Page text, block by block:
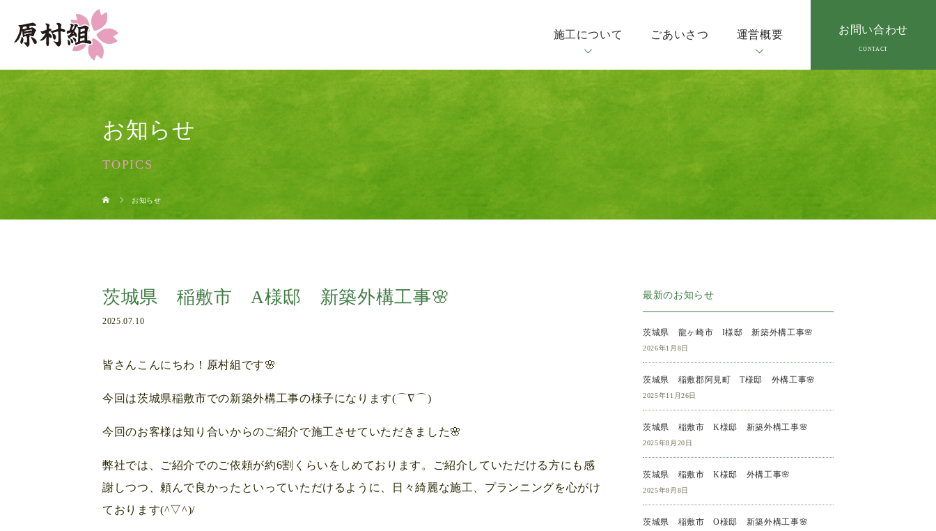
施工について ごあいさつ 運営概要 お問い合わせ
お知らせ
TOPICS
お知らせ
茨城県 稲敷市 A様邸 新築外構工事🌸
2025.07.10
皆さんこんにちわ！原村組です🌸
今回は茨城県稲敷市での新築外構工事の様子になります(⌒∇⌒)
今回のお客様は知り合いからのご紹介で施工させていただきました🌸
弊社では、ご紹介でのご依頼が約6割くらいをしめております。ご紹介していただける方にも感
謝しつつ、頼んで良かったといっていただけるように、日々綺麗な施工、プランニングを心がけ
ております(^▽^)/
最新のお知らせ
茨城県 龍ヶ崎市 I様邸 新築外構工事🌸
2026年1月8日
茨城県 稲敷郡阿見町 T様邸 外構工事🌸
2025年11月26日
茨城県 稲敷市 K様邸 新築外構工事🌸
2025年8月20日
茨城県 稲敷市 K様邸 外構工事🌸
2025年8月8日
茨城県 稲敷市 O様邸 新築外構工事🌸